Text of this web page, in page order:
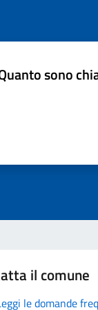
sono
il comune
le domande